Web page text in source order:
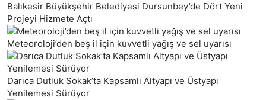
Balıkesir Büyükşehir Belediyesi Dursunbey’de Dört Yeni
Projeyi Hizmete Açtı
Meteoroloji’den beş il için kuvvetli yağış ve sel uyarısı
Darıca Dutluk Sokak’ta Kapsamlı Altyapı ve Üstyapı
Yenilemesi Sürüyor